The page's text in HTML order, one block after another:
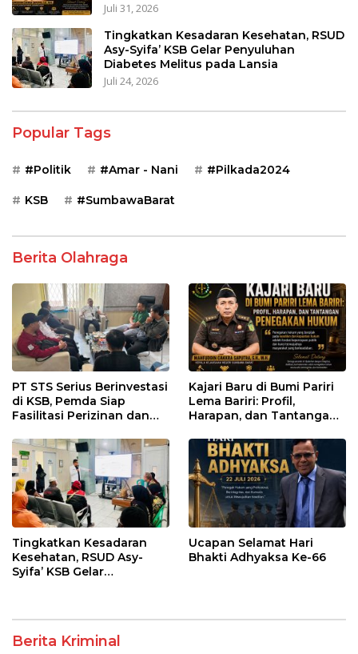
Juli 31, 2026
Tingkatkan Kesadaran Kesehatan, RSUD
Asy-Syifa’ KSB Gelar Penyuluhan
Diabetes Melitus pada Lansia
Juli 24, 2026
Popular Tags
#Politik #Amar - Nani #Pilkada2024
KSB #SumbawaBarat
Berita Olahraga
PT STS Serius Berinvestasi
di KSB, Pemda Siap
Fasilitasi Perizinan dan
Regulasi
Kajari Baru di Bumi Pariri
Lema Bariri: Profil,
Harapan, dan Tantangan
Tingkatkan Kesadaran
Kesehatan, RSUD Asy-
Syifa’ KSB Gelar
Ucapan Selamat Hari
Bhakti Adhyaksa Ke-66
Berita Kriminal